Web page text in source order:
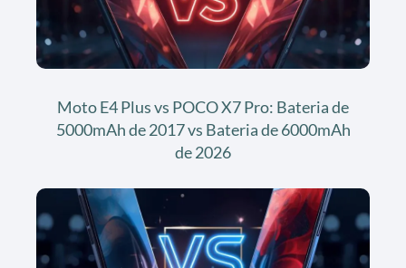
Moto E4 Plus vs POCO X7 Pro: Bateria de
5000mAh de 2017 vs Bateria de 6000mAh
de 2026